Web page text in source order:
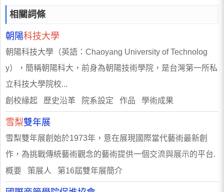
相關詞條
朝陽科技大學
朝陽科技大學（英語：Chaoyang University of Technolog
y），簡稱朝陽科大，前身為朝陽技術學院，是台灣第一所私
立科技大學院校...
創校緣起 歷史沿革 院系設定 作品 學術成果
雪梨雙年展
雪梨雙年展創始於1973年，意在展現國際當代藝術最新創
作，為挑戰傳統藝術觀念的藝術提供一個交流與展示的平台.
概要 策展人 第16屆雙年展簡介